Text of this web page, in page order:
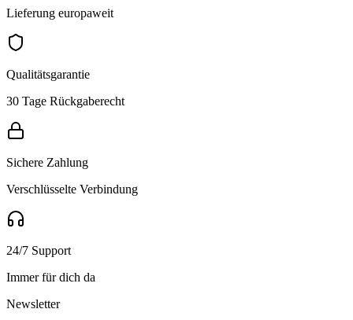
Lieferung europaweit
Qualitätsgarantie
30 Tage Rückgaberecht
Sichere Zahlung
Verschlüsselte Verbindung
24/7 Support
Immer für dich da
Newsletter